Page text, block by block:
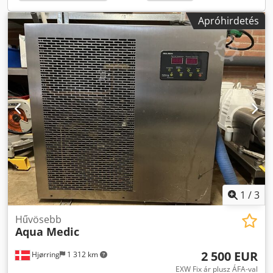
28 bar Elektromos adatok Feszültség: 3x380/415V 50 Hz
Névleges teljesítmény: 64,5 kW Max. elektromos áram: 118
Amper Védettségi osztály: IP54 LCD kezelőpanel: Carel
PGD0000f00 Vezérlő: Carel PC02000AM0 Finanszírozás
saját bankunkon keresztül is lehetséges. komplett-
konzept.leasingo.de További új és használt
hűtőberendezések – látogasson el webshopunkba!
Nemzetközi szállítási díjak kérésre!
Apróhirdetés
1 /3
Hjørring 1 312 km
Hűvösebb
Aqua Medic
2 500 EUR
EXW Fix ár plusz ÁFA-val